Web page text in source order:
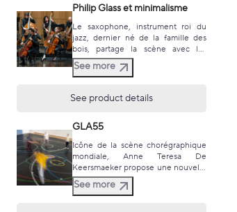
Philip Glass et minimalisme
Le saxophone, instrument roi du
jazz, dernier né de la famille des
bois, partage la scène avec les
cordes pour ce programme original,
fascinant et poétique. Disponible
Jeunes de la saison 26-27
Ouverture des ventes individuelles
D'INFOS >>
See more
See product details
GLA55
Icône de la scène chorégraphique
mondiale, Anne Teresa De
Keersmaeker propose une nouvelle
création autour de la musique de
Philip Glass. Disponible en
See more